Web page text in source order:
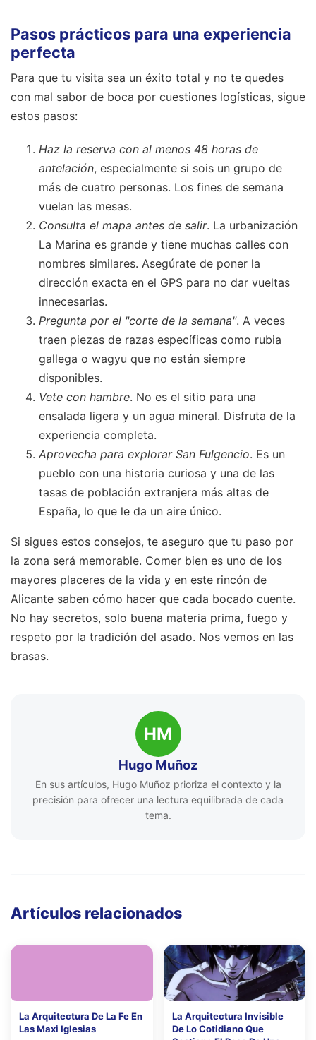
Pasos prácticos para una experiencia
perfecta
Para que tu visita sea un éxito total y no te quedes
con mal sabor de boca por cuestiones logísticas, sigue
estos pasos:
Haz la reserva con al menos 48 horas de
antelación, especialmente si sois un grupo de
más de cuatro personas. Los fines de semana
vuelan las mesas.
Consulta el mapa antes de salir. La urbanización
La Marina es grande y tiene muchas calles con
nombres similares. Asegúrate de poner la
dirección exacta en el GPS para no dar vueltas
innecesarias.
Pregunta por el "corte de la semana". A veces
traen piezas de razas específicas como rubia
gallega o wagyu que no están siempre
disponibles.
Vete con hambre. No es el sitio para una
ensalada ligera y un agua mineral. Disfruta de la
experiencia completa.
Aprovecha para explorar San Fulgencio. Es un
pueblo con una historia curiosa y una de las
tasas de población extranjera más altas de
España, lo que le da un aire único.
Si sigues estos consejos, te aseguro que tu paso por
la zona será memorable. Comer bien es uno de los
mayores placeres de la vida y en este rincón de
Alicante saben cómo hacer que cada bocado cuente.
No hay secretos, solo buena materia prima, fuego y
respeto por la tradición del asado. Nos vemos en las
brasas.
HM
Hugo Muñoz
En sus artículos, Hugo Muñoz prioriza el contexto y la
precisión para ofrecer una lectura equilibrada de cada
tema.
Artículos relacionados
La Arquitectura De La Fe En
Las Maxi Iglesias
La Arquitectura Invisible
De Lo Cotidiano Que